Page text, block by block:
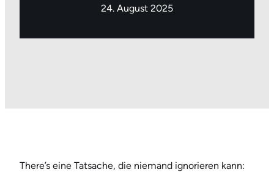
24. August 2025
There’s eine Tatsache, die niemand ignorieren kann: